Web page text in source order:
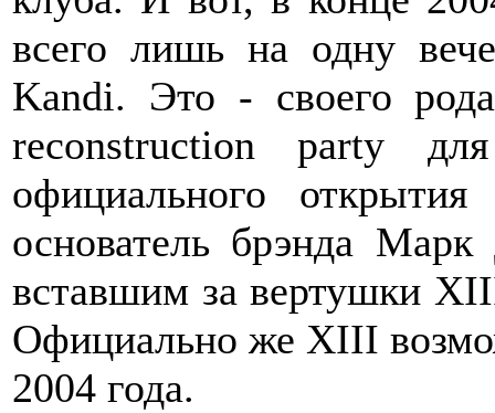
всего лишь на одну
Kandi. Это - своего
reconstruction party
официального
основатель брэнда
вставшим за вертушки
Официально же XIII
2004 года.